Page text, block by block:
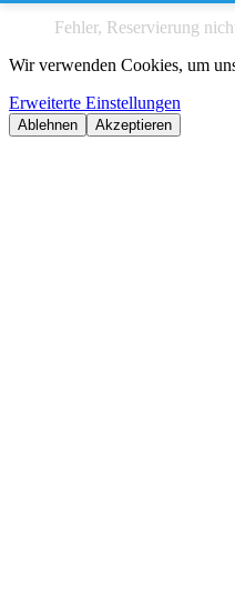
Fehler, Reservierung
Wir verwenden Cookies, um
Erweiterte Einstellungen
Ablehnen Akzeptieren